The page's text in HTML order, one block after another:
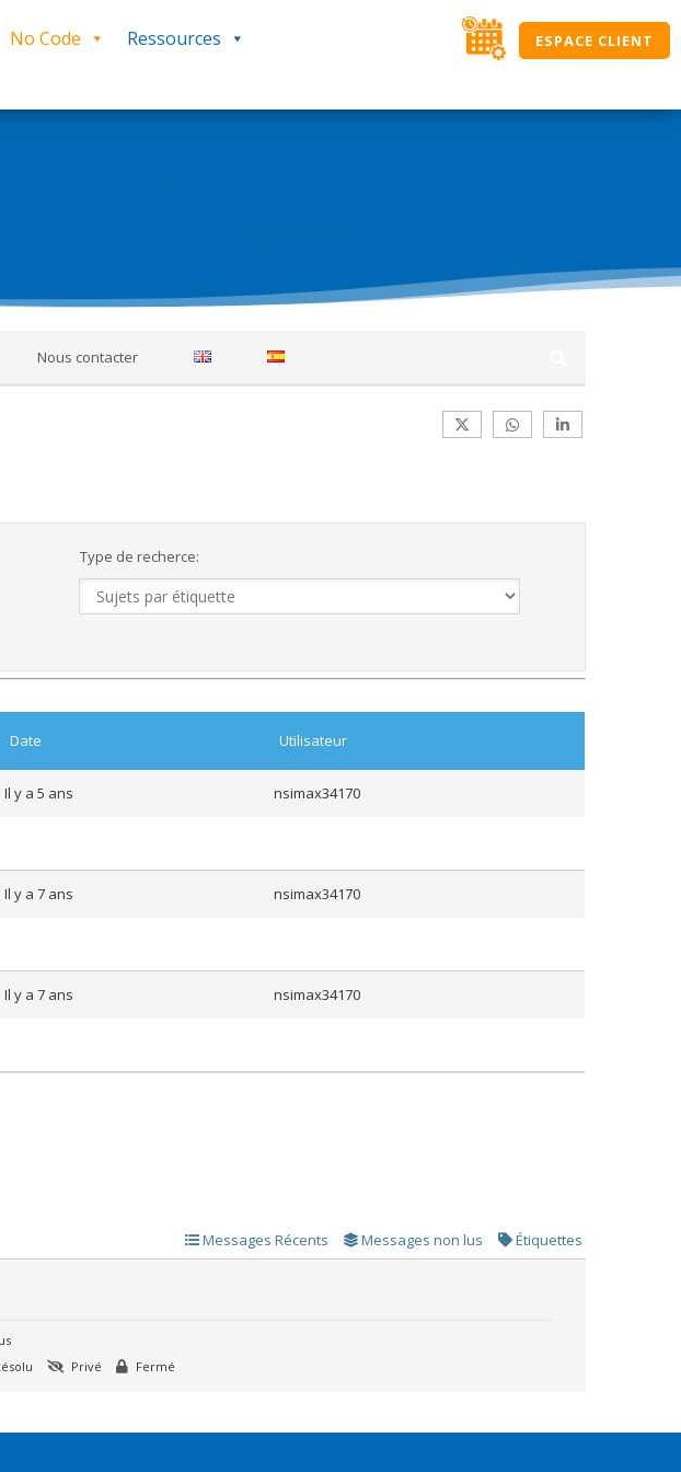
No Code
Ressources
ESPACE CLIENT
rapport avec l’utilisation des solutions SIMAX. Ici, classés par
aider dans votre utilisation journalière. Si vous ne trouvez pas une
question. Bonne découverte, l’équipe NOUT.
Nous contacter
Type de recherce:
Date Utilisateur
Il y a 5 ans nsimax34170
Il y a 7 ans nsimax34170
Il y a 7 ans nsimax34170
Messages Récents Messages non lus Étiquettes
Privé Fermé